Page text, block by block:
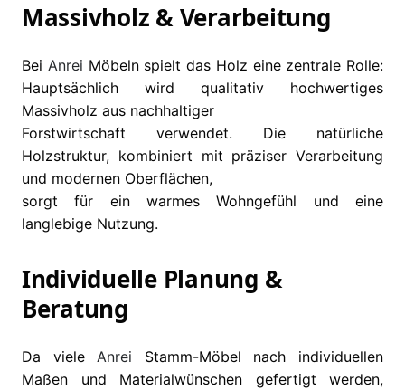
Massivholz & Verarbeitung
Bei Anrei Möbeln spielt das Holz eine zentrale Rolle:
Hauptsächlich wird qualitativ hochwertiges
Massivholz aus nachhaltiger
Forstwirtschaft verwendet. Die natürliche
Holzstruktur, kombiniert mit präziser Verarbeitung
und modernen Oberflächen,
sorgt für ein warmes Wohngefühl und eine
langlebige Nutzung.
Individuelle Planung &
Beratung
Da vieleAnrei Stamm-Möbel nach individuellen
Maßen und Materialwünschen gefertigt werden,